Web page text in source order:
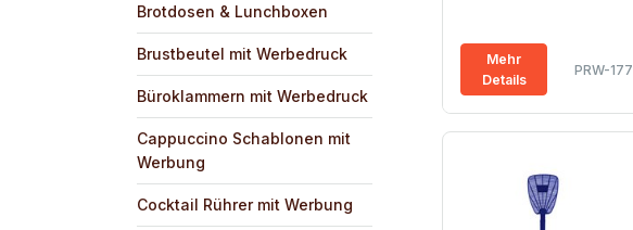
Brotdosen & Lunchboxen
Brustbeutel mit Werbedruck
Büroklammern mit Werbedruck
Cappuccino Schablonen mit
Werbung
Cocktail Rührer mit Werbung
Mehr
Details
PRW-177